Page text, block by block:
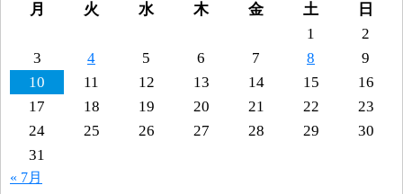
月 火 水 木 金 土
日
1
2
3
4 5 6 7 8
9
10
11 12 13 14 15
16
17
18 19 20 21 22
23
24
25 26 27 28 29
30
31
« 7月